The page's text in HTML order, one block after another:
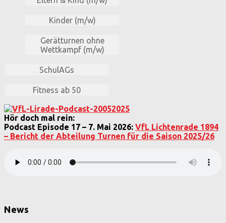
Kinder (m/w)
Gerätturnen ohne
Wettkampf (m/w)
SchulAGs
Fitness ab 50
Hör doch mal rein:
Podcast Episode 17 – 7. Mai 2026: VfL Lichtenrade 1894
– Bericht der Abteilung Turnen für die Saison 2025/26
News